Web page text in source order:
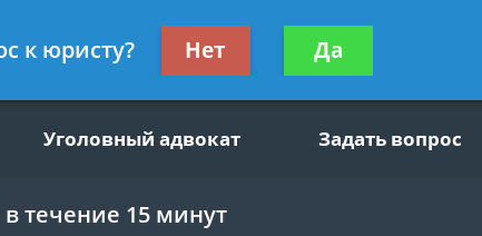
юрист
Получите консультацию
бесплатно
Уголовный адвокат Задать вопрос
течение 15 минут
к юристу? Нет Да